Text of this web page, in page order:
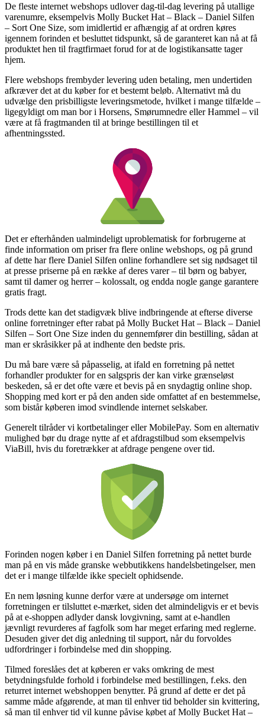
De fleste internet webshops udlover dag-til-dag levering på utallige
varenumre, eksempelvis Molly Bucket Hat – Black – Daniel Silfen
– Sort One Size, som imidlertid er afhængig af at ordren køres
igennem forinden et besluttet tidspunkt, så de garanteret kan nå at få
produktet hen til fragtfirmaet forud for at de logistikansatte tager
hjem.
Flere webshops frembyder levering uden betaling, men undertiden
afkræver det at du køber for et bestemt beløb. Alternativt må du
udvælge den prisbilligste leveringsmetode, hvilket i mange tilfælde –
ligegyldigt om man bor i Horsens, Smørumnedre eller Hammel – vil
være at få fragtmanden til at bringe bestillingen til et
afhentningssted.
Det er efterhånden ualmindeligt uproblematisk for forbrugerne at
finde information om priser fra flere online webshops, og på grund
af dette har flere Daniel Silfen online forhandlere set sig nødsaget til
at presse priserne på en række af deres varer – til børn og babyer,
samt til damer og herrer – kolossalt, og endda nogle gange garantere
gratis fragt.
Trods dette kan det stadigvæk blive indbringende at efterse diverse
online forretninger efter rabat på Molly Bucket Hat – Black – Daniel
Silfen – Sort One Size inden du gennemfører din bestilling, sådan at
man er skråsikker på at indhente den bedste pris.
Du må bare være så påpasselig, at ifald en forretning på nettet
forhandler produkter for en salgspris der kan virke grænseløst
beskeden, så er det ofte være et bevis på en snydagtig online shop.
Shopping med kort er på den anden side omfattet af en bestemmelse,
som bistår køberen imod svindlende internet selskaber.
Generelt tilråder vi kortbetalinger eller MobilePay. Som en alternativ
mulighed bør du drage nytte af et afdragstilbud som eksempelvis
ViaBill, hvis du foretrækker at afdrage pengene over tid.
Forinden nogen køber i en Daniel Silfen forretning på nettet burde
man på en vis måde granske webbutikkens handelsbetingelser, men
det er i mange tilfælde ikke specielt ophidsende.
En nem løsning kunne derfor være at undersøge om internet
forretningen er tilsluttet e-mærket, siden det almindeligvis er et bevis
på at e-shoppen adlyder dansk lovgivning, samt at e-handlen
jævnligt revurderes af fagfolk som har meget erfaring med reglerne.
Desuden giver det dig anledning til support, når du forvoldes
udfordringer i forbindelse med din shopping.
Tilmed foreslåes det at køberen er vaks omkring de mest
betydningsfulde forhold i forbindelse med bestillingen, f.eks. den
returret internet webshoppen benytter. På grund af dette er det på
samme måde afgørende, at man til enhver tid beholder sin kvittering,
så man til enhver tid vil kunne påvise købet af Molly Bucket Hat –